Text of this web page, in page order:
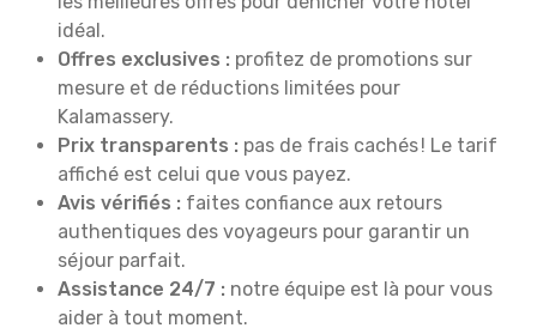
idéal.
Offres exclusives : profitez de promotions sur
mesure et de réductions limitées pour
Kalamassery.
Prix transparents : pas de frais cachés ! Le tarif
affiché est celui que vous payez.
Avis vérifiés : faites confiance aux retours
authentiques des voyageurs pour garantir un
séjour parfait.
Assistance 24/7 : notre équipe est là pour vous
aider à tout moment.